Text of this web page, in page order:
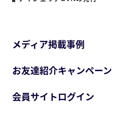
メディア掲載事例
お友達紹介キャンペーン
会員サイトログイン